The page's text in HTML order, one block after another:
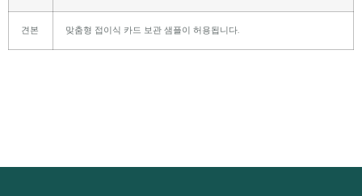
견본 맞춤형 접이식 카드 보관 샘플이 허용됩니다.